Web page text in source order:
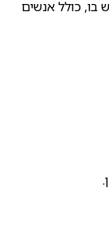
בו, כולל אנשים